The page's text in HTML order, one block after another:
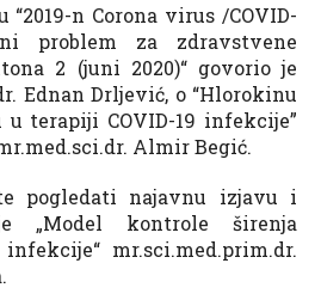
“2019-n Corona virus /COVID-
problem za zdravstvene
2 (juni 2020)“ govorio je
Ednan Drljević, o “Hlorokinu
terapiji COVID-19 infekcije”
Almir Begić.
pogledati najavnu izjavu i
„Model kontrole širenja
mr.sci.med.prim.dr.